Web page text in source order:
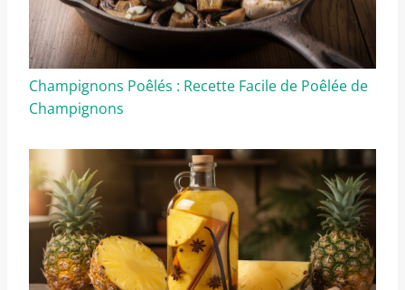
Champignons Poêlés : Recette Facile de Poêlée de
Champignons